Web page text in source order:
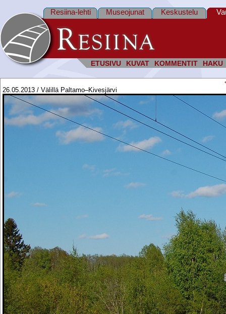
ETUSIVU KUVAT KOMMENTIT HAKU
Resiina-lehti Museojunat Keskustelu
26.05.2013 / Välillä Paltamo–Kivesjärvi